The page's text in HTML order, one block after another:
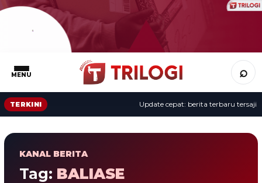
MENU ⌕
TERKINI Update cepat: berita terbaru tersaji
KANAL BERITA
Tag: BALIASE